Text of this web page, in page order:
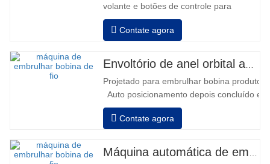
volante e botões de controle para
retroceder e avançar • Operação fora
da coluna • 2 baterias série 12V / 110
bateria cheia de 120 a 130 paletes •
automático, tempo de carregamento
aprox…
Contate agora
Envoltório de anel orbital automático para bobina
Projetado para embrulhar bobina
Auto posicionamento depois concluído
velocidade, alongamento força pode ser
Pneumático topo placa para pressionar
Contate agora
Máquina automática de embalagem de bobina de fio